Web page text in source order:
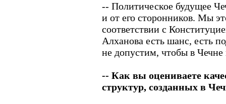
-- Политическое будущее
и от его сторонников. Мы
соответствии с
Алханова есть шанс, есть
не допустим, чтобы в
-- Как вы оцениваете
структур, созданных в